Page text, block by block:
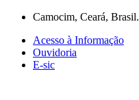
conteúdo
Camocim, Ceará, Brasil.
Acesso à Informação
Ouvidoria
E-sic